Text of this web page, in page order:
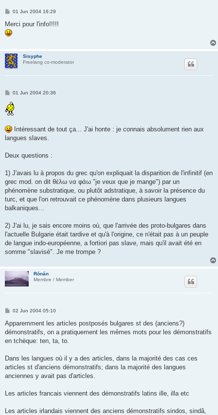
P
s
01 Jun 2004 16:29
Merci pour l'info!!!!!
Sisyphe
Freelang co-moderator
P
s
t
01 Jun 2004 20:36
Intéressant de tout ça... J'ai honte : je connais absolument rien aux
langues slaves.
Deux questions :
1) J'avais lu à propos du grec qu'on expliquait la disparition de l'infinitif (en
grec mod. on dit θέλω να φάω "je veux que je mange") par un
phénomène substratique, ou plutôt adstratique, à savoir la présence du
turc, et que l'on retrouvait ce phénomène dans plusieurs langues
balkaniques...
2) J'ai lu, je sais encore moins où, que l'arrivée des proto-bulgares dans
l'actuelle Bulgarie était tardive et qu'à l'origine, ce n'était pas à un peuple
de langue indo-européenne, a fortiori pas slave, mais qu'il avait été en
somme "slavisé". Je me trompe ?
Rónán
Membre / Member
P
s
02 Jun 2004 05:10
Apparemment les articles postposés bulgares st des (anciens?)
démonstratifs, on a pratiquement les mêmes mots pour les démonstratifs
en tchèque: ten, ta, to.
Dans les langues où il y a des articles, dans la majorité des cas ces
articles st d'anciens démonstratifs; dans la majorité des langues
anciennes y avait pas d'articles.
Les articles francais viennent des démonstratifs latins ille, illa etc
Les articles irlandais viennent des anciens démonstratifs sindos, sindâ,